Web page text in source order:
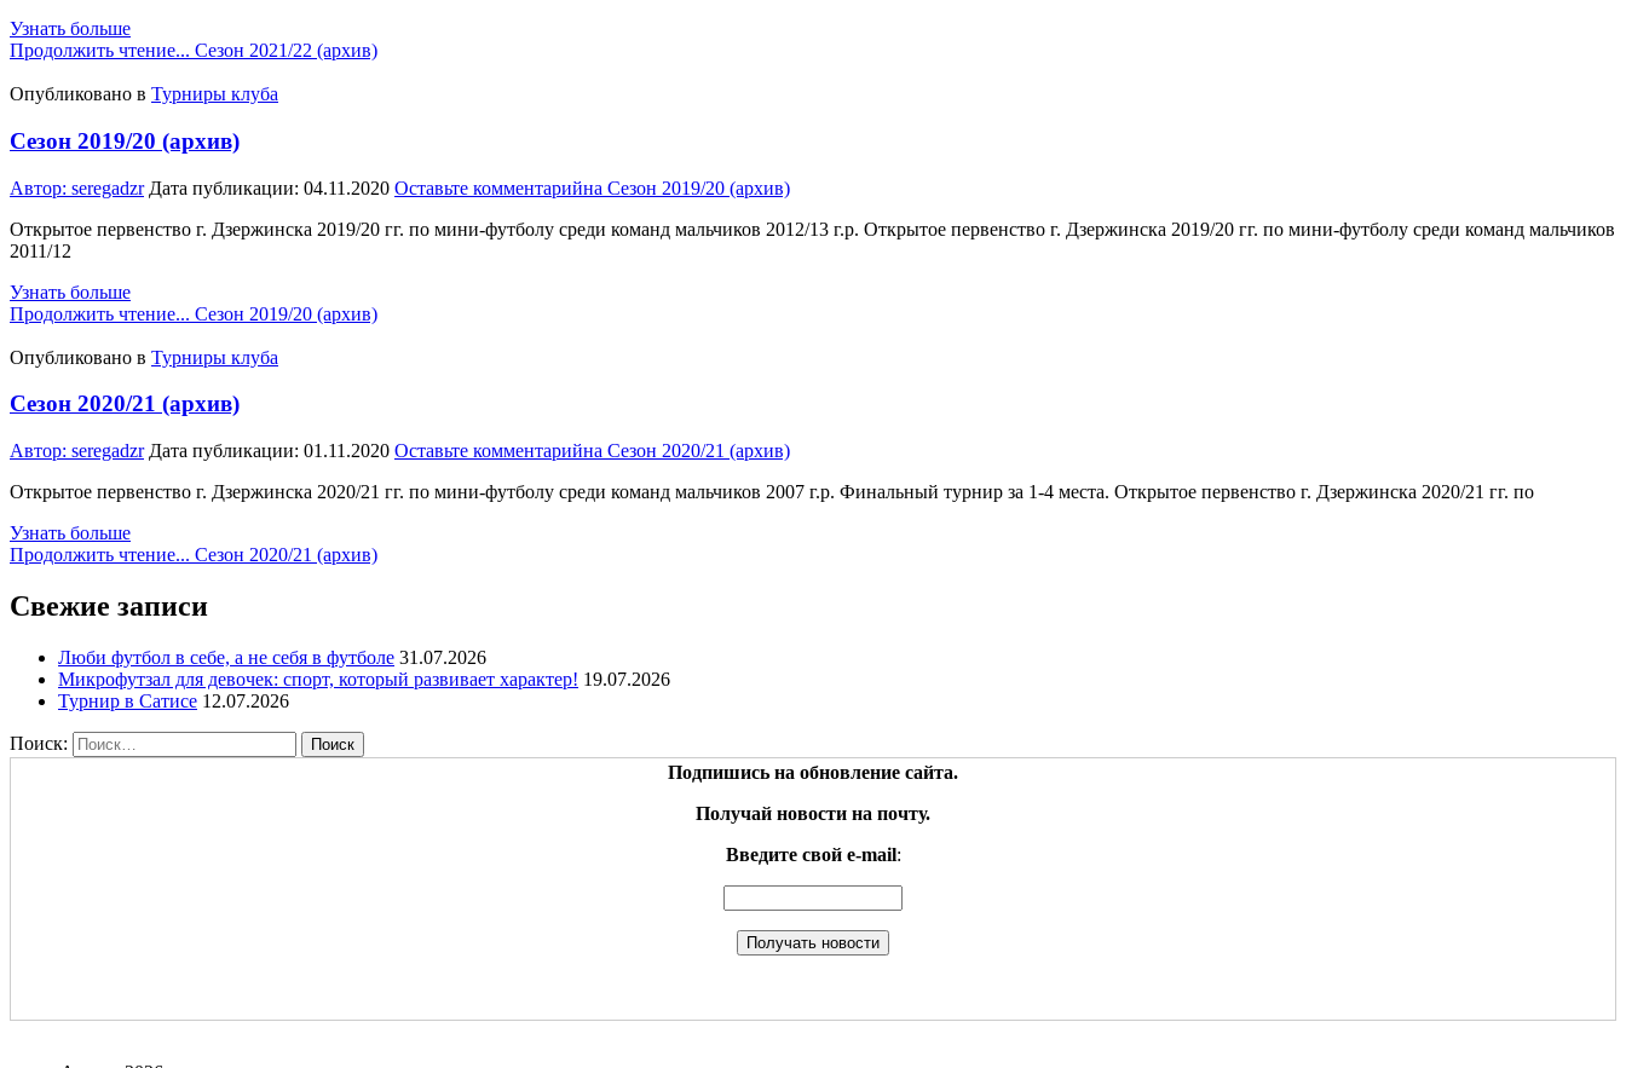
Узнать больше
Продолжить чтение... Сезон 2021/22 (архив)
Опубликовано в Турниры клуба
Сезон 2019/20 (архив)
Автор: seregadzr Дата публикации: 04.11.2020 Оставьте комментарийна Сезон 2019/20 (архив)
Открытое первенство г. Дзержинска 2019/20 гг. по мини-футболу среди команд мальчиков 2012/13 г.р. Открытое первенство г. Дзержинска 2019/20 гг. по мини-футболу среди команд мальчиков
2011/12
Узнать больше
Продолжить чтение... Сезон 2019/20 (архив)
Опубликовано в Турниры клуба
Сезон 2020/21 (архив)
Автор: seregadzr Дата публикации: 01.11.2020 Оставьте комментарийна Сезон 2020/21 (архив)
Открытое первенство г. Дзержинска 2020/21 гг. по мини-футболу среди команд мальчиков 2007 г.р. Финальный турнир за 1-4 места. Открытое первенство г. Дзержинска 2020/21 гг. по
Узнать больше
Продолжить чтение... Сезон 2020/21 (архив)
Свежие записи
Люби футбол в себе, а не себя в футболе 31.07.2026
Микрофутзал для девочек: спорт, который развивает характер! 19.07.2026
Турнир в Сатисе 12.07.2026
Поиск:
Подпишись на обновление сайта.
Получай новости на почту.
Введите свой e-mail: